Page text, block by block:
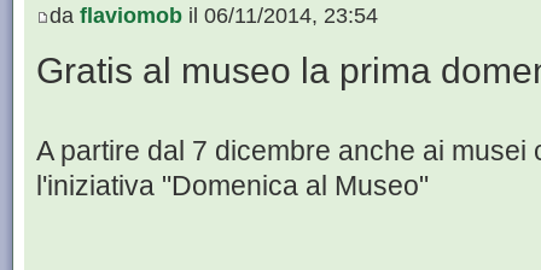
da flaviomob il 06/11/2014, 23:54
Gratis al museo la prima
A partire dal 7 dicembre anche ai
l'iniziativa "Domenica al Museo"